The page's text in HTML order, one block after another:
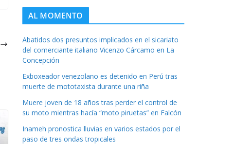
AL MOMENTO
Abatidos dos presuntos implicados en el sicariato
del comerciante italiano Vicenzo Cárcamo en La
Concepción
Exboxeador venezolano es detenido en Perú tras
muerte de mototaxista durante una riña
Muere joven de 18 años tras perder el control de
su moto mientras hacía “moto piruetas” en Falcón
Inameh pronostica lluvias en varios estados por el
paso de tres ondas tropicales